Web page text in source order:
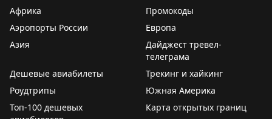
Африка
Промокоды
Аэропорты России
Европа
Азия
Дайджест тревел-
телеграма
Дешевые авиабилеты
Трекинг и хайкинг
Роудтрипы
Южная Америка
Топ-100 дешевых
Карта открытых границ